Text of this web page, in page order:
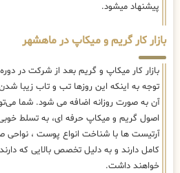
پیشنهاد میشود.
بازار کار گریم و میکاپ در ماهشهر
بازار کار میکاپ و گریم بعد از شرکت در
توجه به اینکه این روزها تب و تاب زیبا شدن
آن به صورت روزانه اضافه می شود. شما
اصول گریم و میکاپ حرفه ای، به تسلط
آرتیست ها با شناخت انواع پوست ، نواحی
کامل دارند و به دلیل تخصص بالایی که
خواهند داشت.